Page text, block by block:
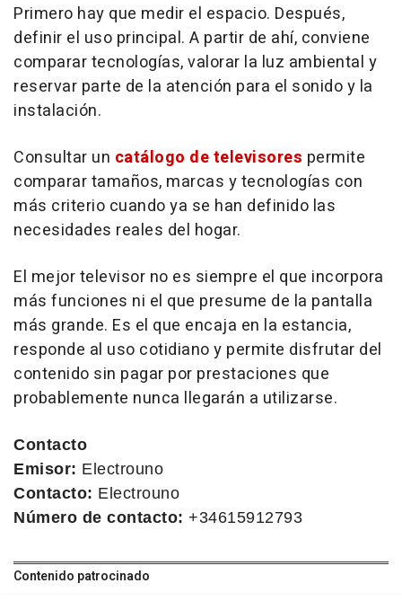
Primero hay que medir el espacio. Después,
definir el uso principal. A partir de ahí, conviene
comparar tecnologías, valorar la luz ambiental y
reservar parte de la atención para el sonido y la
instalación.
Consultar un catálogo de televisores permite
comparar tamaños, marcas y tecnologías con
más criterio cuando ya se han definido las
necesidades reales del hogar.
El mejor televisor no es siempre el que incorpora
más funciones ni el que presume de la pantalla
más grande. Es el que encaja en la estancia,
responde al uso cotidiano y permite disfrutar del
contenido sin pagar por prestaciones que
probablemente nunca llegarán a utilizarse.
Contacto
Emisor: Electrouno
Contacto: Electrouno
Número de contacto: +34615912793
Contenido patrocinado